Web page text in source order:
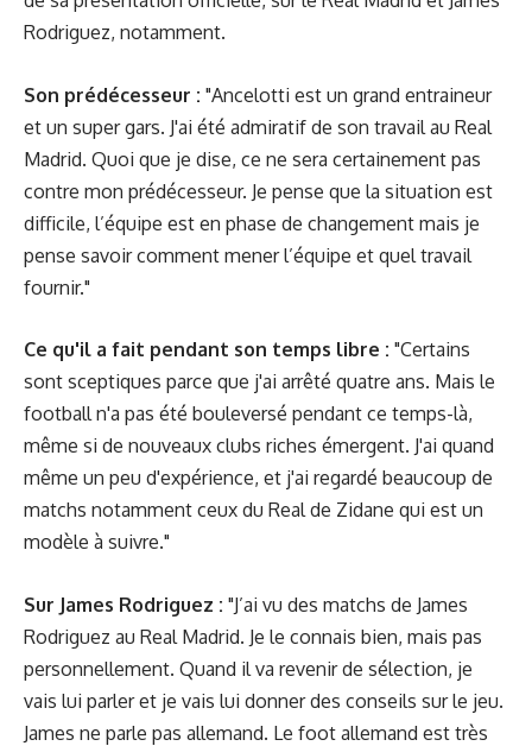
Rodriguez, notamment.
Son prédécesseur : "Ancelotti est un grand entraineur
et un super gars. J'ai été admiratif de son travail au Real
Madrid. Quoi que je dise, ce ne sera certainement pas
contre mon prédécesseur. Je pense que la situation est
difficile, l’équipe est en phase de changement mais je
pense savoir comment mener l’équipe et quel travail
fournir."
Ce qu'il a fait pendant son temps libre : "Certains
sont sceptiques parce que j'ai arrêté quatre ans. Mais le
football n'a pas été bouleversé pendant ce temps-là,
même si de nouveaux clubs riches émergent. J'ai quand
même un peu d'expérience, et j'ai regardé beaucoup de
matchs notamment ceux du Real de Zidane qui est un
modèle à suivre."
Sur James Rodriguez : "J’ai vu des matchs de James
Rodriguez au Real Madrid. Je le connais bien, mais pas
personnellement. Quand il va revenir de sélection, je
vais lui parler et je vais lui donner des conseils sur le jeu.
James ne parle pas allemand. Le foot allemand est très